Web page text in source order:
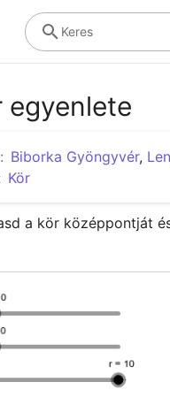
Keres
egyenlete
Biborka Gyöngyvér,
Kör
a kör középpontját